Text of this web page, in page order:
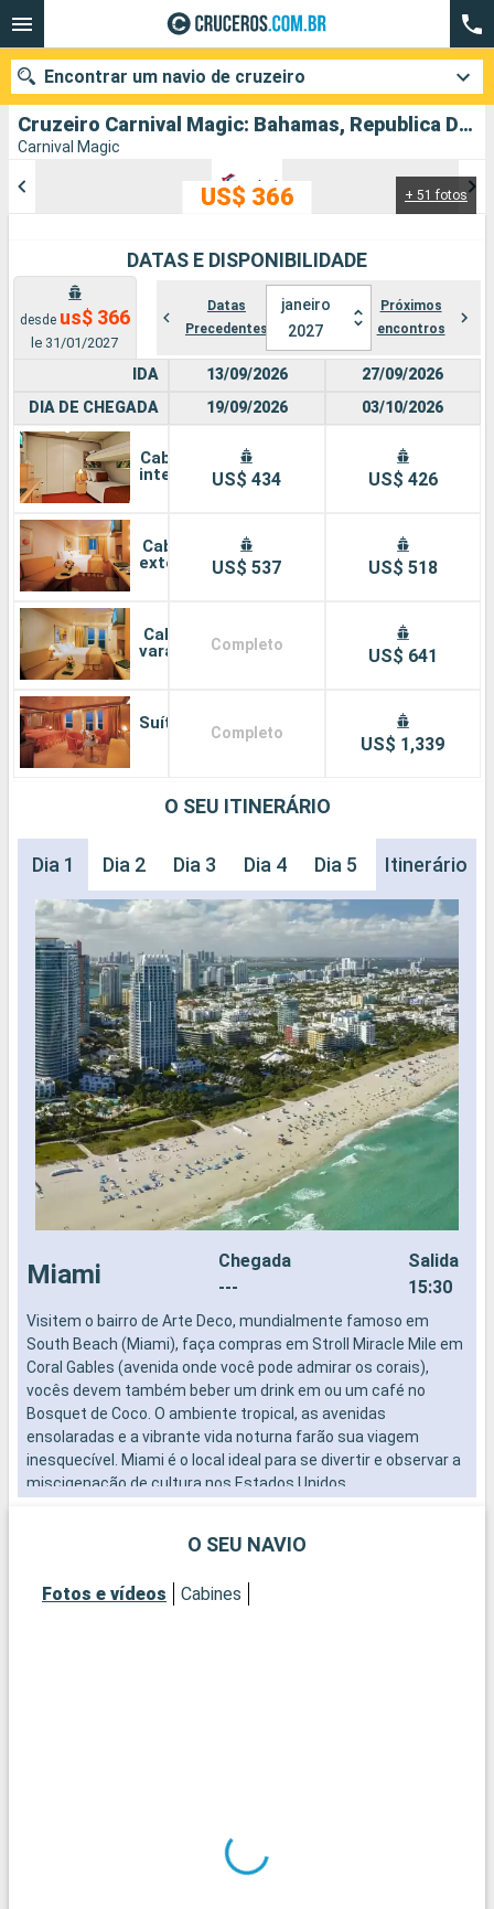
Cruzeiro Carnival Magic: Bahamas, Republica Dominicana, Estados Unidos partindo de Miami
Carnival Magic
+ 51 fotos
US$ 366
DATAS E DISPONIBILIDADE
desde us$ 366
le 31/01/2027
Datas
Precedentes
janeiro
2027
Próximos
encontros
IDA
DIA DE CHEGADA
Cabine
interna
Cabine
externa
Cabine
varanda
Suíte
13/09/2026
19/09/2026
US$ 434
US$ 537
Completo
Completo
27/09/2026
03/10/2026
US$ 426
US$ 518
US$ 641
US$ 1,339
O SEU ITINERÁRIO
Dia 1 Dia 2 Dia 3 Dia 4 Dia 5 Dia 6 Dia
Itinerário
Miami
Chegada
---
Salida
15:30
Visitem o bairro de Arte Deco, mundialmente famoso em
South Beach (Miami), faça compras em Stroll Miracle Mile em
Coral Gables (avenida onde você pode admirar os corais),
vocês devem também beber um drink em ou um café no
Bosquet de Coco. O ambiente tropical, as avenidas
ensolaradas e a vibrante vida noturna farão sua viagem
inesquecível. Miami é o local ideal para se divertir e observar a
miscigenação de cultura nos Estados Unidos.
O SEU NAVIO
Fotos e vídeos Cabines
Encontrar um navio de cruzeiro
Cidades Companhias
Pesquisar